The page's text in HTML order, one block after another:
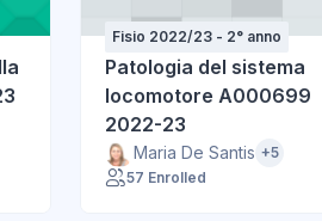
Fisio 2022/23 - 2° anno
Patologia del sistema
locomotore A000699
2022-23
Maria De Santis +5
57 Enrolled